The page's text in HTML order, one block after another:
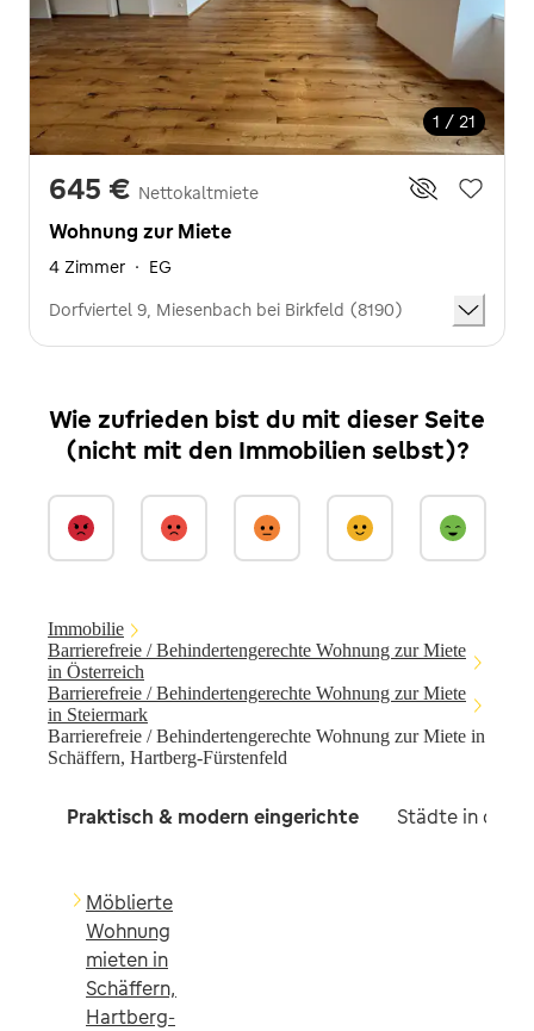
1 / 21
645 € Nettokaltmiete
Wohnung zur Miete
4 Zimmer · EG
Dorfviertel 9, Miesenbach bei Birkfeld (8190)
Wie zufrieden bist du mit dieser Seite
(nicht mit den Immobilien selbst)?
Immobilie
Barrierefreie / Behindertengerechte Wohnung zur Miete
in Österreich
Barrierefreie / Behindertengerechte Wohnung zur Miete
in Steiermark
Barrierefreie / Behindertengerechte Wohnung zur Miete in
Schäffern, Hartberg-Fürstenfeld
Praktisch & modern eingerichte Städte in der
Möblierte
Wohnung
mieten in
Schäffern,
Hartberg-